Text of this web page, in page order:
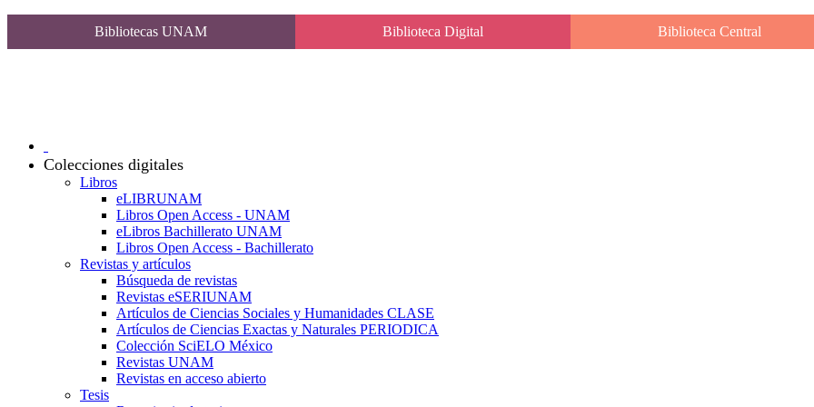
Bibliotecas UNAM Biblioteca Digital Biblioteca Central
Colecciones digitales
Libros
eLIBRUNAM
Libros Open Access - UNAM
eLibros Bachillerato UNAM
Libros Open Access - Bachillerato
Revistas y artículos
Búsqueda de revistas
Revistas eSERIUNAM
Artículos de Ciencias Sociales y Humanidades CLASE
Artículos de Ciencias Exactas y Naturales PERIODICA
Colección SciELO México
Revistas UNAM
Revistas en acceso abierto
Tesis